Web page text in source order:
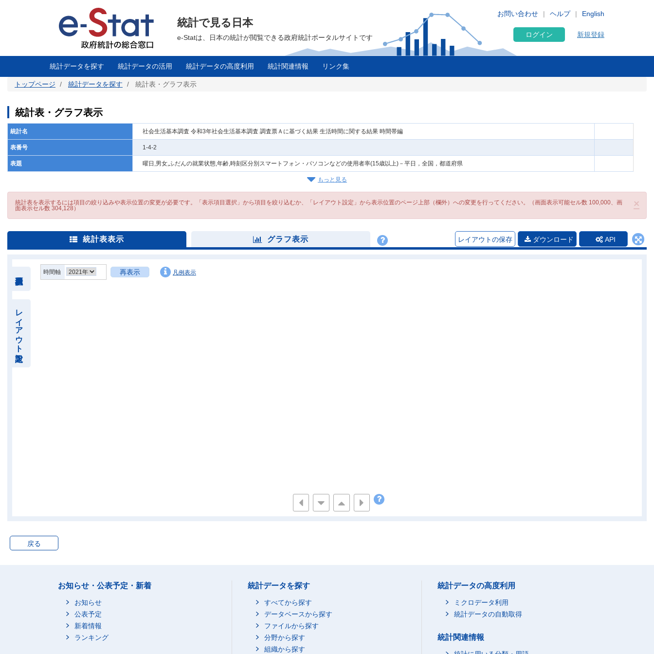
に
English
お問い合わせ ヘルプ
統計で見る日本
e-Statは、日本の統計が閲覧できる政府統計ポータルサイトです ログイン 新規登録
統計データを探す 統計データの活用 統計データの高度利用 統計関連情報 リンク集
トップページ 統計データを探す 統計表・グラフ表示
統計表・グラフ表示
統計名 社会生活基本調査 令和3年社会生活基本調査 調査票Ａに基づく結果 生活時間に関する結果 時間帯編
表番号 1-4-2
表題 曜日,男女,ふだんの就業状態,年齢,時刻区分別スマートフォン・パソコンなどの使用者率(15歳以上)－平日，全国，都道府県
もっと見る
×
統計表を表示するには項目の絞り込みや表示位置の変更が必要です。「表示項目選択」から項目を絞り込むか、「レイアウト設定」から表示位置のページ上部（欄外）への変更を行ってください。（画面表示可能セル数 100,000、画
面表示セル数 304,128）
統計表表示 グラフ表示 レイアウトの保存 ダウンロード API
レイアウト設定
時間軸 再表示 凡例表示
戻る
お知らせ・公表予定・新着
お知らせ
公表予定
新着情報
ランキング
統計データを探す
すべてから探す
データベースから探す
ファイルから探す
分野から探す
組織から探す
統計データの高度利用
ミクロデータ利用
統計データの自動取得
統計関連情報